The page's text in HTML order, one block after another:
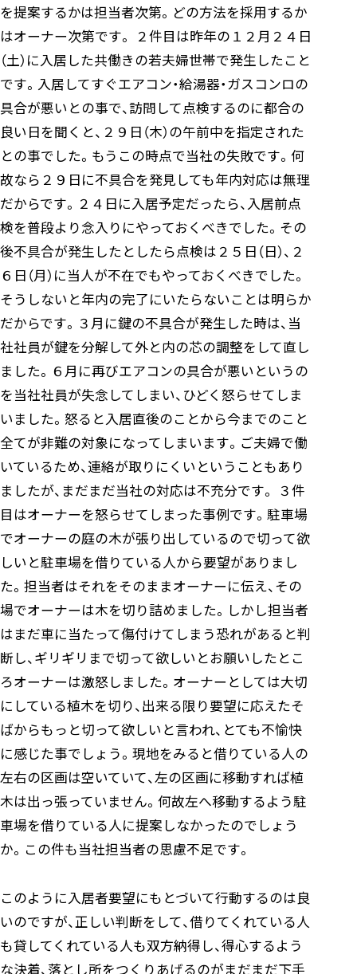
を提案するかは担当者次第。どの方法を採用するか
はオーナー次第です。 ２件目は昨年の１２月２４日
（土）に入居した共働きの若夫婦世帯で発生したこと
です。入居してすぐエアコン・給湯器・ガスコンロの
具合が悪いとの事で、訪問して点検するのに都合の
良い日を聞くと、２９日（木）の午前中を指定された
との事でした。もうこの時点で当社の失敗です。何
故なら２９日に不具合を発見しても年内対応は無理
だからです。２４日に入居予定だったら、入居前点
検を普段より念入りにやっておくべきでした。その
後不具合が発生したとしたら点検は２５日（日）、２
６日（月）に当人が不在でもやっておくべきでした。
そうしないと年内の完了にいたらないことは明らか
だからです。３月に鍵の不具合が発生した時は、当
社社員が鍵を分解して外と内の芯の調整をして直し
ました。６月に再びエアコンの具合が悪いというの
を当社社員が失念してしまい、ひどく怒らせてしま
いました。怒ると入居直後のことから今までのこと
全てが非難の対象になってしまいます。ご夫婦で働
いているため、連絡が取りにくいということもあり
ましたが、まだまだ当社の対応は不充分です。 ３件
目はオーナーを怒らせてしまった事例です。駐車場
でオーナーの庭の木が張り出しているので切って欲
しいと駐車場を借りている人から要望がありまし
た。担当者はそれをそのままオーナーに伝え、その
場でオーナーは木を切り詰めました。しかし担当者
はまだ車に当たって傷付けてしまう恐れがあると判
断し、ギリギリまで切って欲しいとお願いしたとこ
ろオーナーは激怒しました。オーナーとしては大切
にしている植木を切り、出来る限り要望に応えたそ
ばからもっと切って欲しいと言われ、とても不愉快
に感じた事でしょう。現地をみると借りている人の
左右の区画は空いていて、左の区画に移動すれば植
木は出っ張っていません。何故左へ移動するよう駐
車場を借りている人に提案しなかったのでしょう
か。この件も当社担当者の思慮不足です。
このように入居者要望にもとづいて行動するのは良
いのですが、正しい判断をして、借りてくれている人
も貸してくれている人も双方納得し、得心するよう
な決着、落とし所をつくりあげるのがまだまだ下手